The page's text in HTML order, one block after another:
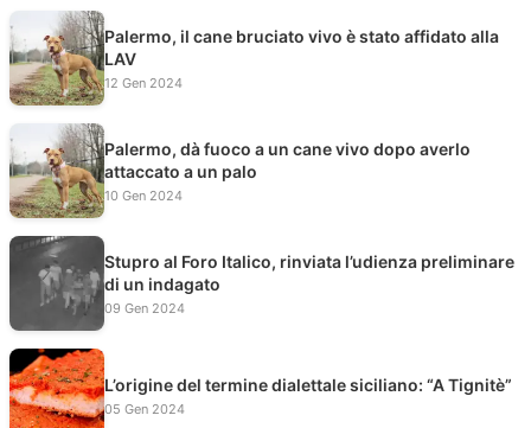
Palermo, il cane bruciato vivo è stato affidato alla
LAV
12 Gen 2024
Palermo, dà fuoco a un cane vivo dopo averlo
attaccato a un palo
10 Gen 2024
Stupro al Foro Italico, rinviata l’udienza preliminare
di un indagato
09 Gen 2024
L’origine del termine dialettale siciliano: “A Tignitè”
05 Gen 2024